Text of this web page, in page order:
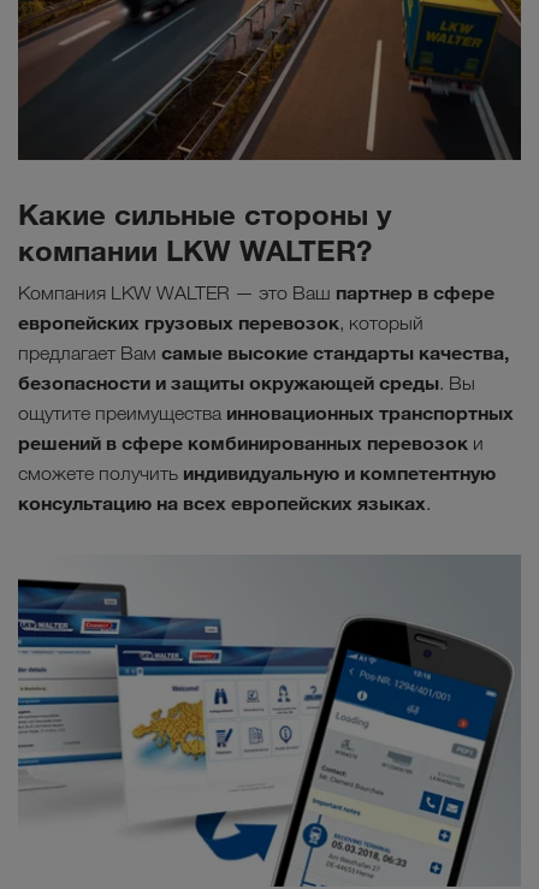
Какие сильные стороны у
компании LKW WALTER?
Компания LKW WALTER — это Ваш партнер в сфере
европейских грузовых перевозок, который
предлагает Вам самые высокие стандарты качества,
безопасности и защиты окружающей среды. Вы
ощутите преимущества инновационных транспортных
решений в сфере комбинированных перевозок и
сможете получить индивидуальную и компетентную
консультацию на всех европейских языках.